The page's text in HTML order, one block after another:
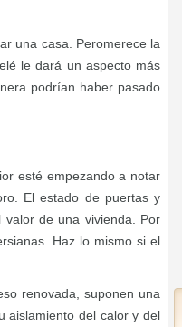
una casa. Peromerece la
le dará un aspecto más
podrían haber pasado
esté empezando a notar
El estado de puertas y
de una vivienda. Por
Haz lo mismo si el
renovada, suponen una
aislamiento del calor y del